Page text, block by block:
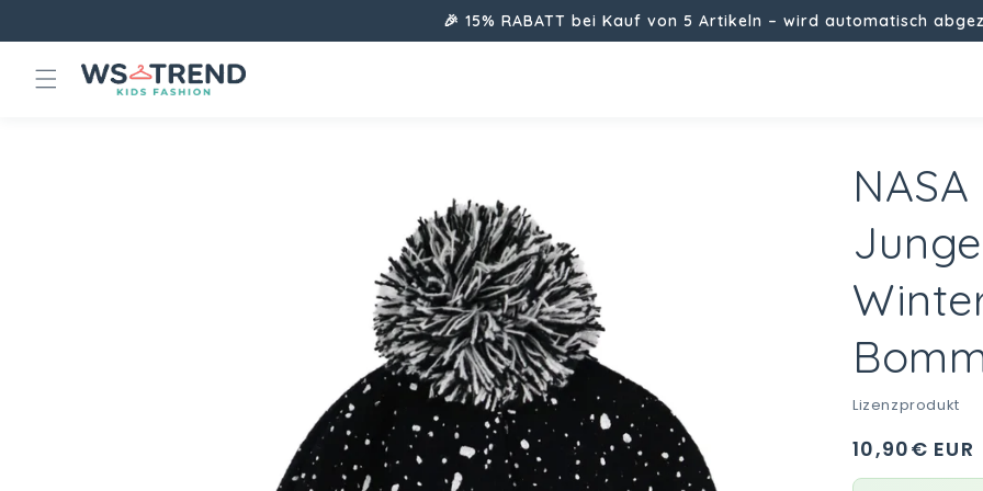
Inhalt
🎉 15% RABATT bei Kauf von 5 Artikeln – wird automatisch
R
g
i
Lizenzprodukt
Normaler
Preis
10,90€ EUR